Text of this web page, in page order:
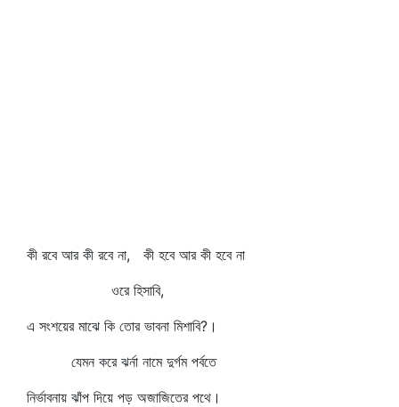
কী রবে আর কী রবে না, কী হবে আর কী হবে না
ওরে হিসাবি,
এ সংশয়ের মাঝে কি তোর ভাবনা মিশাবি?।
যেমন করে ঝর্না নামে দুর্গম পর্বতে
নির্ভাবনায় ঝাঁপ দিয়ে পড় অজাজিতের পথে।